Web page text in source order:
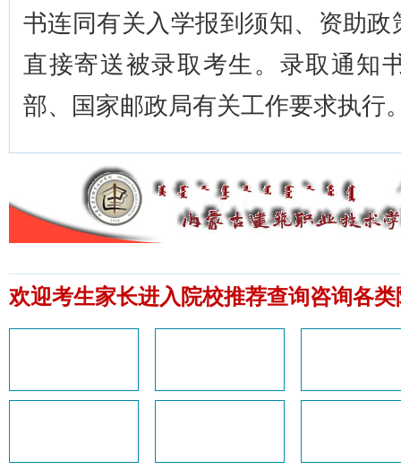
书连同有关入学报到须知、资助
直接寄送被录取考生。录取通知
部、国家邮政局有关工作要求执行
欢迎考生家长进入院校推荐查询咨询各